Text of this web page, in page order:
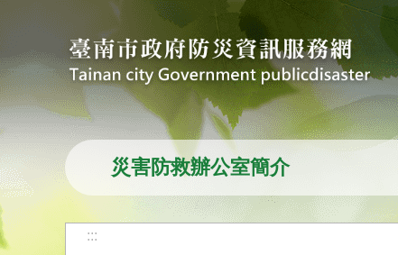
跳到主要內容區塊
災害防救辦公室簡介
:::